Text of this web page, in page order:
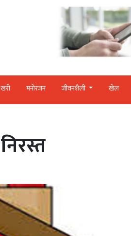
मनोरंजन जीवनशैली खेल